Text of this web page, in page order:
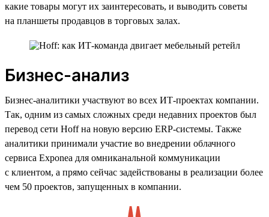
какие товары могут их заинтересовать, и выводить советы
на планшеты продавцов в торговых залах.
Бизнес-анализ
Бизнес-аналитики участвуют во всех ИТ-проектах компании.
Так, одним из самых сложных среди недавних проектов был
перевод сети Hoff на новую версию ERP-системы. Также
аналитики принимали участие во внедрении облачного
сервиса Exponea для омниканальной коммуникации
с клиентом, а прямо сейчас задействованы в реализации более
чем 50 проектов, запущенных в компании.